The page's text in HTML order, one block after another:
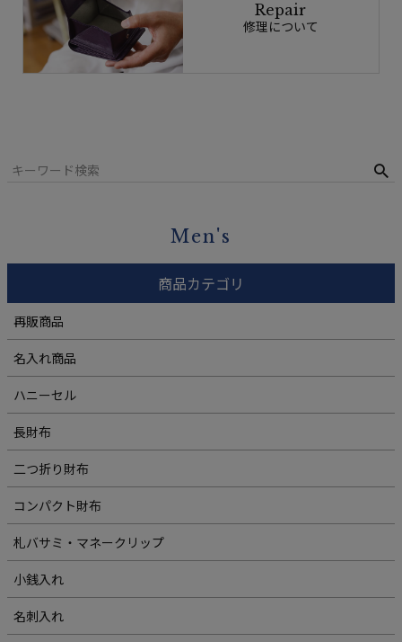
Men's
商品カテゴリ
再販商品
名入れ商品
ハニーセル
長財布
二つ折り財布
コンパクト財布
札バサミ・マネークリップ
小銭入れ
名刺入れ
Repair
修理について